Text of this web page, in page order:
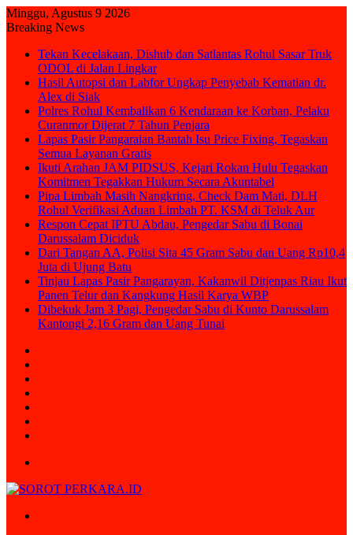
Minggu, Agustus 9 2026
Breaking News
Tekan Kecelakaan, Dishub dan Satlantas Rohul Sasar Truk
ODOL di Jalan Lingkar
Hasil Autopsi dan Labfor Ungkap Penyebab Kematian dr.
Alex di Siak
Polres Rohul Kembalikan 6 Kendaraan ke Korban, Pelaku
Curanmor Dijerat 7 Tahun Penjara
Lapas Pasir Pangaraian Bantah Isu Price Fixing, Tegaskan
Semua Layanan Gratis
Ikuti Arahan JAM PIDSUS, Kejari Rokan Hulu Tegaskan
Komitmen Tegakkan Hukum Secara Akuntabel
Pipa Limbah Masih Nangkring, Check Dam Mati, DLH
Rohul Verifikasi Aduan Limbah PT. KSM di Teluk Aur
Respon Cepat IPTU Abdau, Pengedar Sabu di Bonai
Darussalam Diciduk
Dari Tangan AA, Polisi Sita 45 Gram Sabu dan Uang Rp10,4
Juta di Ujung Batu
Tinjau Lapas Pasir Pangarayan, Kakanwil Ditjenpas Riau Ikut
Panen Telur dan Kangkung Hasil Karya WBP
Dibekuk Jam 3 Pagi, Pengedar Sabu di Kunto Darussalam
Kantongi 2,16 Gram dan Uang Tunai